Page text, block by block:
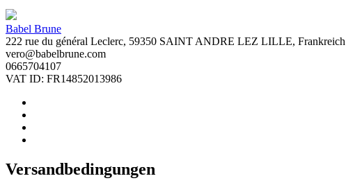
Babel Brune
222 rue du général Leclerc, 59350 SAINT ANDRE LEZ LILLE, Frankreich
vero@babelbrune.com
0665704107
VAT ID: FR14852013986
Versandbedingungen